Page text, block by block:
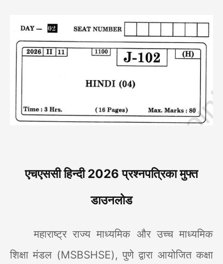
एचएससी हिन्दी2026प्रश्नपत्रिका मुफ्त
डाउनलोड
महाराष्ट्र राज्य माध्यमिक और उच्च माध्यमिक
शिक्षा मंडल (MSBSHSE),पुणे द्वारा आयोजित कक्षा